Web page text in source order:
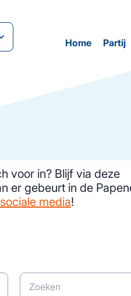
Home Partij
voor in? Blijf via deze
er gebeurt in de
sociale media!
Zoeken